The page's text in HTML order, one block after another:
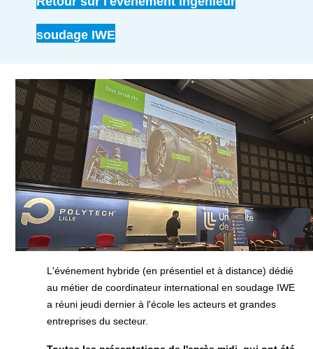
soudage IWE
L'événement hybride (en présentiel et à distance) dédié
au métier de coordinateur international en soudage IWE
a réuni jeudi dernier à l'école les acteurs et grandes
entreprises du secteur.